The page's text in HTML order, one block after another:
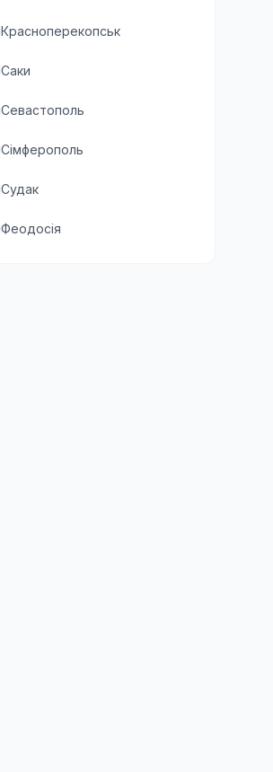
Красноперекопськ
Саки
Севастополь
Сімферополь
Судак
Феодосія